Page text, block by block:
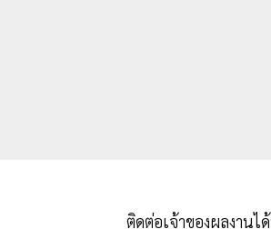
ติดต่อเจ้าของผลงานไ